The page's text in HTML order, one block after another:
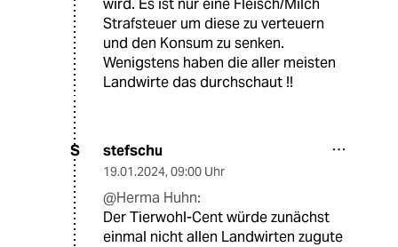
Strafsteuer um diese zu verteuern
und den Konsum zu senken.
Wenigstens haben die aller meisten
Landwirte das durchschaut !!
S stefschu
19.01.2024, 09:00 Uhr
@Herma Huhn:
Der Tierwohl-Cent würde zunächst
einmal nicht allen Landwirten zugute